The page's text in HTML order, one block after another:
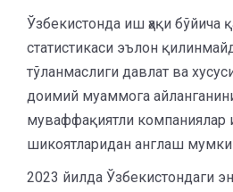
Ўзбекистонда иш ҳақи бўйича
статистикаси эълон
тўланмаслиги давлат ва
доимий муаммога
муваффақиятли компаниялар
шикоятларидан англаш
2023 йилда Ўзбекистондаги